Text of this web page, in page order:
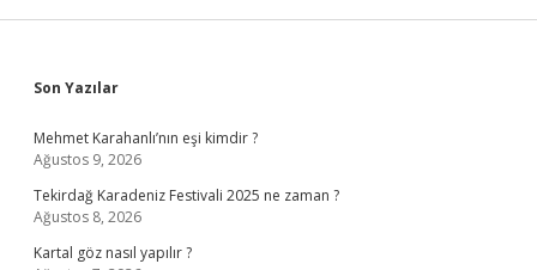
Sidebar
Son Yazılar
Mehmet Karahanlı’nın eşi kimdir ?
Ağustos 9, 2026
Tekirdağ Karadeniz Festivali 2025 ne zaman ?
Ağustos 8, 2026
Kartal göz nasıl yapılır ?